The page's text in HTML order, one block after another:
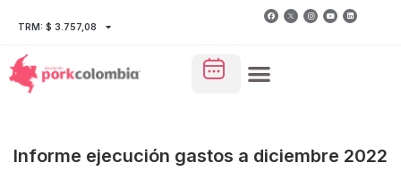
TRM: $ 3.757,08
Informe ejecución gastos a diciembre 2022